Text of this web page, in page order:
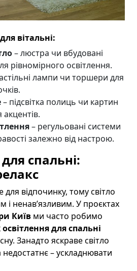
вітальні:
– люстра чи вбудовані
рівномірного освітлення.
лампи чи торшери для
– підсвітка полиць чи картин
– регульовані системи
залежно від настрою.
спальні:
для відпочинку, тому світло
і ненав’язливим. У проєктах
Київ ми часто робимо
освітлення для спальні
Занадто яскраве світло
– ускладнювати